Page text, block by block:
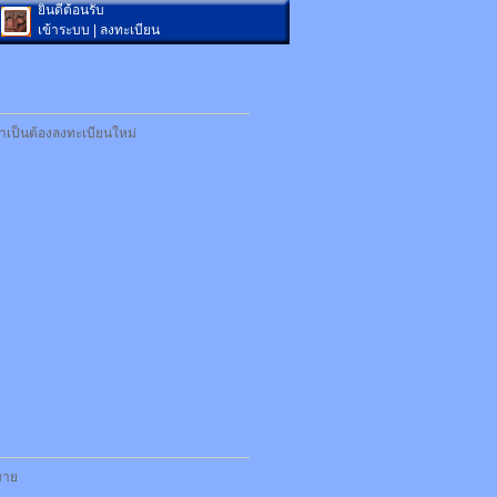
ยินดีต้อนรับ
เข้าระบบ
ลงทะเบียน
ป็นต้องลงทะเบียนใหม่
ย